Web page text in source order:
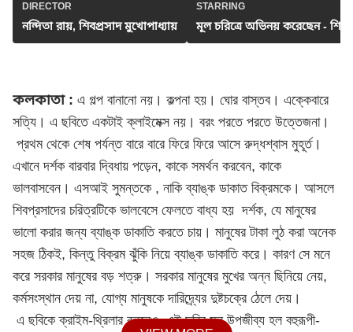
DIRECTOR
নন্দিতা রায়, শিবপ্রসাদ মুখোপাধ্যায়
STARRING
মূল চরিত্রে অভিনয় করেছেন -
কলকাতা : এ গল্প বানানো নয়। কল্পনা হয়। ঘোর বাস্তব। এক্কেবারে
সত্যি। এ ছবিতে একটাই ক্লাইমেক্স নয়। বরং পরতে পরতে উত্তেজনা।
প্রথম থেকে শেষ পর্যন্ত বারে বারে ফিরে ফিরে আসে রুদ্ধশ্বাস মুহূর্ত।
এখানে দর্শক বারবার দ্বিধায় পড়েন, কাকে সমর্থন করবেন, কাকে
ভালবাসবেন। এসআই সুমন্তকে , নাকি ব্যাঙ্ক ডাকাত বিক্রমকে। আসলে
শিবপ্রসাদের চরিত্রটিকে ভালবেসে ফেলতে বাধ্য হয় দর্শক, যে মানুষের
ভালো করার জন্য ব্যাঙ্ক ডাকাতি করতে চায়। মানুষের টাকা লুঠ করা অনেক
সহজ ঠিকই, কিন্তু বিক্রম ঝুঁকি নিয়ে ব্যাঙ্ক ডাকাতি করে। কারণ সে মনে
করে সরকার মানুষের বড় শত্রু। সরকার মানুষের মুখের অন্ন ছিনিয়ে নেয়,
কর্মসংস্থান দেয় না, যোগ্য মানুষকে দারিদ্র্যের দুষ্টচক্রে ঠেলে দেয়।
এ ছবিকে ক্রাইম-থ্রিলার বললেও, এই ছবির মূল উপজীব্য হল বহুরূপী-